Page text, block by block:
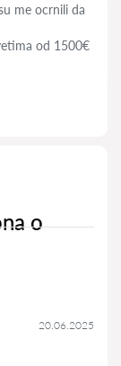
me ocrnili da
od 1500€
o
20.06.2025